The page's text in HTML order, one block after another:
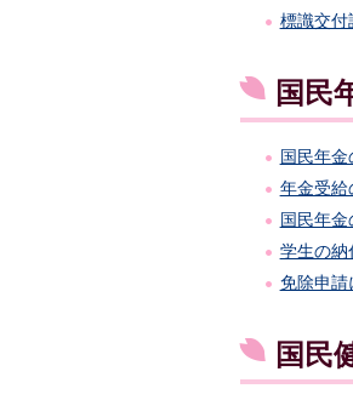
標識交付
国民
国民年金
年金受給
国民年
学生の納
免除申請
国民